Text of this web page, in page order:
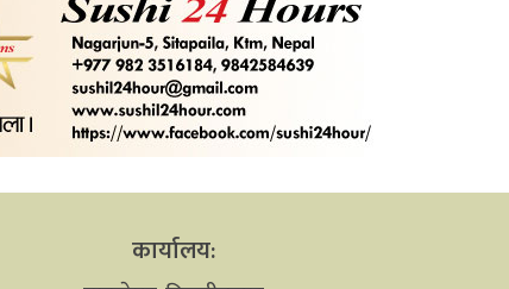
कार्यालय: